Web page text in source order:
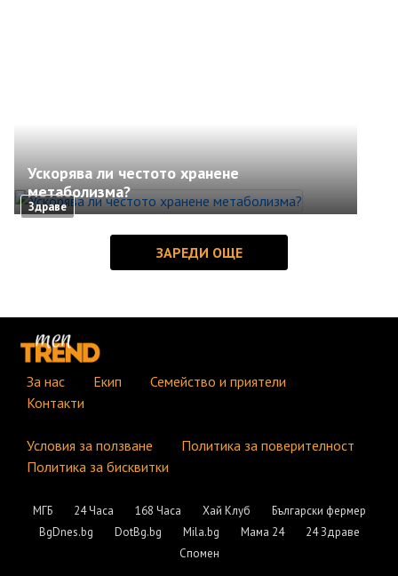
Здраве
Ускорява ли честото хранене
метаболизма?
За нас Екип
Семейство и приятели
Контакти
Условия за ползване
Политика за поверителност
Политика за бисквитки
МГБ 24 Часа 168 Часа Хай Клуб
Български фермер
BgDnes.bg
DotBg.bg Mila.bg Мама 24
24 Здраве
Спомен